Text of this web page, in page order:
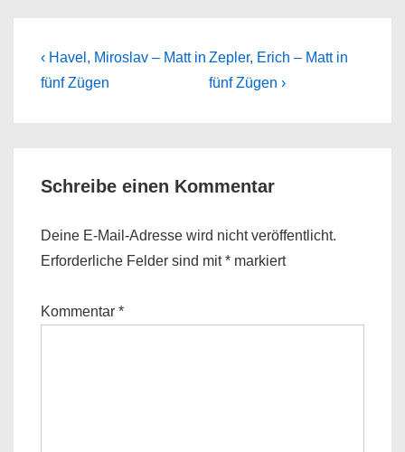
Beitragsnavigation
Previous
Post
‹ Havel, Miroslav – Matt in
fünf Zügen
Next
Post
Zepler, Erich – Matt in
fünf Zügen ›
Schreibe einen Kommentar
Deine E-Mail-Adresse wird nicht veröffentlicht.
Erforderliche Felder sind mit* markiert
Kommentar *